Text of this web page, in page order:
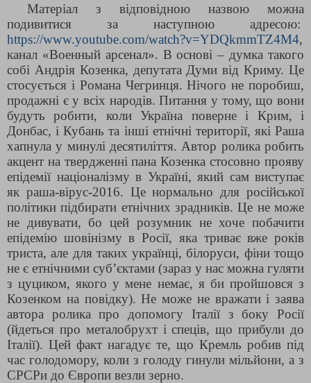
Матеріал з відповідною назвою можна
подивитися за наступною адресою:
https://www.youtube.com/watch?v=YDQkmmTZ4M4,
канал «Военный арсенал». В основі – думка такого
собі Андрія Козенка, депутата Думи від Криму. Це
стосується і Романа Чегринця. Нічого не поробиш,
продажні є у всіх народів. Питання у тому, що вони
будуть робити, коли Україна поверне і Крим, і
Донбас, і Кубань та інші етнічні території, які Раша
хапнула у минулі десятиліття. Автор ролика робить
акцент на твердженні пана Козенка стосовно прояву
епідемії націоналізму в Україні, який сам виступає
як раша-вірус-2016. Це нормально для російської
політики підбирати етнічних зрадників. Це не може
не дивувати, бо цей розумник не хоче побачити
епідемію шовінізму в Росії, яка триває вже років
триста, але для таких українці, білоруси, фіни тощо
не є етнічними суб’єктами (зараз у нас можна гуляти
з цуциком, якого у мене немає, я би пройшовся з
Козенком на повідку). Не може не вражати і заява
автора ролика про допомогу Італії з боку Росії
(йдеться про металобрухт і спеців, що прибули до
Італії). Цей факт нагадує те, що Кремль робив під
час голодомору, коли з голоду гинули мільйони, а з
СРСРи до Європи везли зерно.